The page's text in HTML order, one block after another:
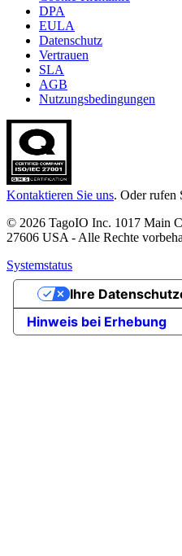
DPA
EULA
Datenschutz
Vertrauen
SLA
AGB
Nutzungsbedingungen
Kontaktieren Sie uns. Oder rufen
© 2026 TagoIO Inc. 1017 Main
27606 USA - Alle Rechte
Systemstatus
Hinweis bei Erhebung
Ihre